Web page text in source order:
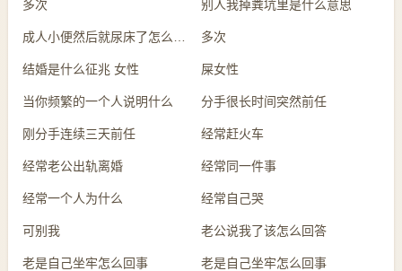
多次 别人我掉粪坑里是什么意思
多次
结婚是什么征兆 女性 屎女性
当你频繁的一个人说明什么 分手很长时间突然前任
刚分手连续三天前任 经常赶火车
经常老公出轨离婚 经常同一件事
经常一个人为什么 经常自己哭
可别我 老公说我了该怎么回答
老是自己坐牢怎么回事 老是自己坐牢怎么回事